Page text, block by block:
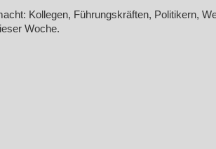
Kollegen, Führungskräften, Politikern,
Woche.